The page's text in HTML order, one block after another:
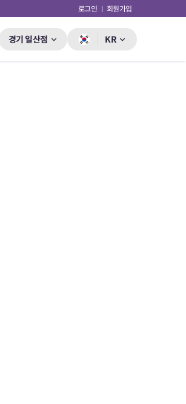
로그인 회원가입
경기 일산점 KR